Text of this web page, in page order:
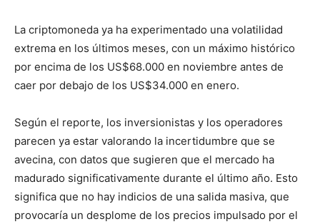
La criptomoneda ya ha experimentado una volatilidad
extrema en los últimos meses, con un máximo histórico
por encima de los US$68.000 en noviembre antes de
caer por debajo de los US$34.000 en enero.
Según el reporte, los inversionistas y los operadores
parecen ya estar valorando la incertidumbre que se
avecina, con datos que sugieren que el mercado ha
madurado significativamente durante el último año. Esto
significa que no hay indicios de una salida masiva, que
provocaría un desplome de los precios impulsado por el